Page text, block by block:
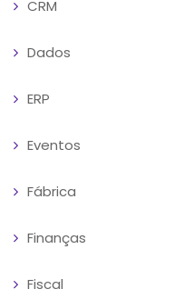
CRM
Dados
ERP
Eventos
Fábrica
Finanças
Fiscal